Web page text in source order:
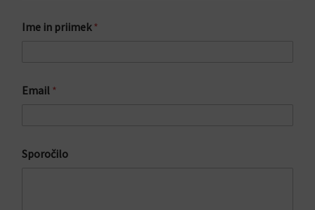
E
R
Ime in priimek*
Email *
Sporočilo